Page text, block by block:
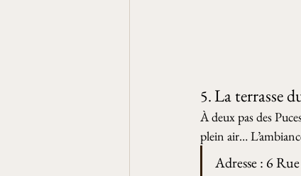
5. La terrasse
À deux pas des
plein air…
Adresse : 6